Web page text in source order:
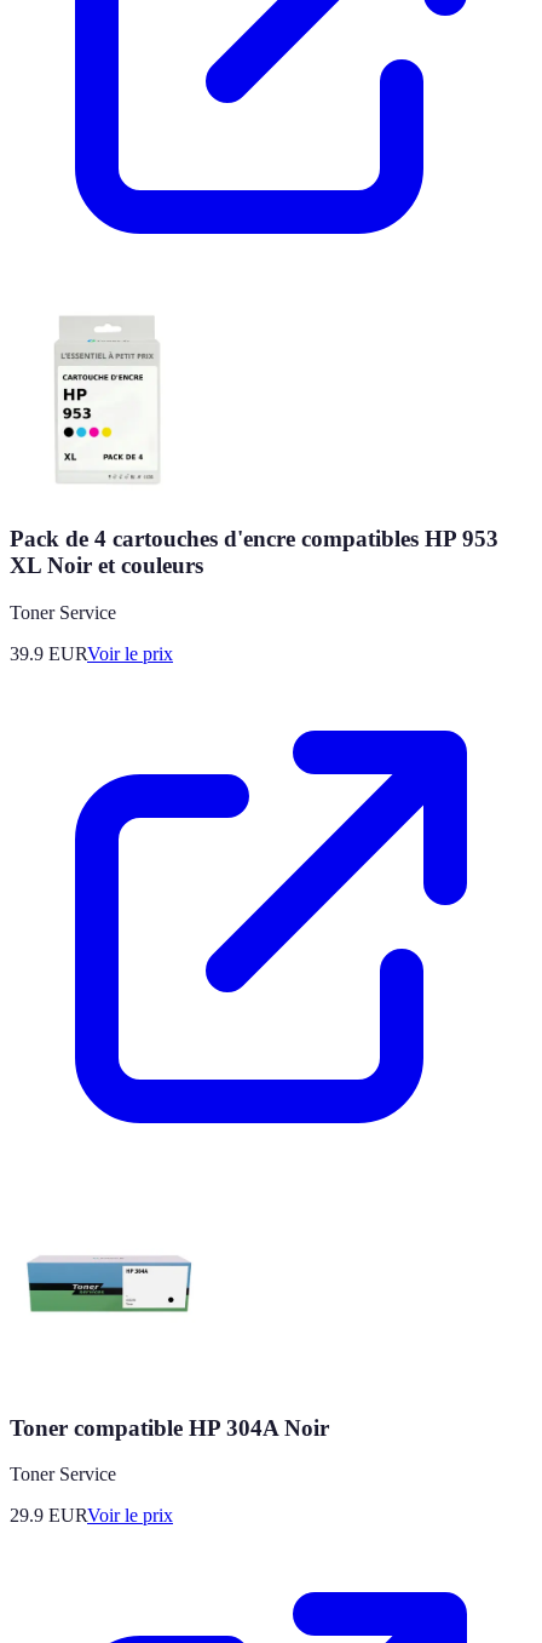
Pack de 4 cartouches d'encre compatibles HP 953
XL Noir et couleurs
Toner Service
39.9 EURVoir le prix
Toner compatible HP 304A Noir
Toner Service
29.9 EURVoir le prix